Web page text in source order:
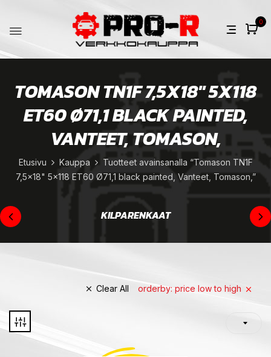
0
TOMASON TN1F 7,5X18" 5X118
ET60 Ø71,1 BLACK PAINTED,
VANTEET, TOMASON,
Etusivu Kauppa
Tuotteet avainsanalla “Tomason TN1F
7,5x18" 5x118 ET60 Ø71,1 black painted, Vanteet, Tomason,”
KILPARENKAAT
Clear All orderby: price low to high